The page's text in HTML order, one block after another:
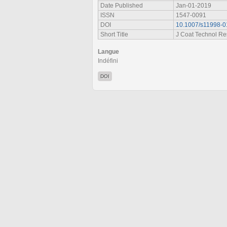
Date Published
Jan-01-2019
ISSN
1547-0091
DOI
10.1007/s11998-
Short Title
J Coat Technol
Langue
Indéfini
DOI